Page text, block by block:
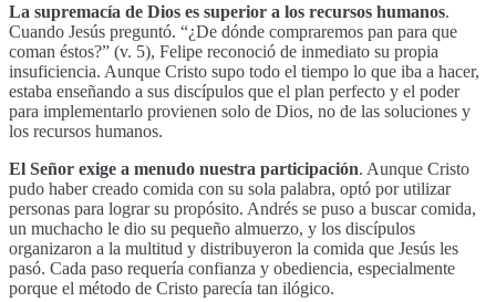
La supremacía de Dios es superior a los recursos humanos.
Cuando Jesús preguntó. “¿De dónde compraremos pan para que
coman éstos?” (v. 5), Felipe reconoció de inmediato su propia
insuficiencia. Aunque Cristo supo todo el tiempo lo que iba a hacer,
estaba enseñando a sus discípulos que el plan perfecto y el poder
para implementarlo provienen solo de Dios, no de las soluciones y
los recursos humanos.
El Señor exige a menudo nuestra participación. Aunque Cristo
pudo haber creado comida con su sola palabra, optó por utilizar
personas para lograr su propósito. Andrés se puso a buscar comida,
un muchacho le dio su pequeño almuerzo, y los discípulos
organizaron a la multitud y distribuyeron la comida que Jesús les
pasó. Cada paso requería confianza y obediencia, especialmente
porque el método de Cristo parecía tan ilógico.